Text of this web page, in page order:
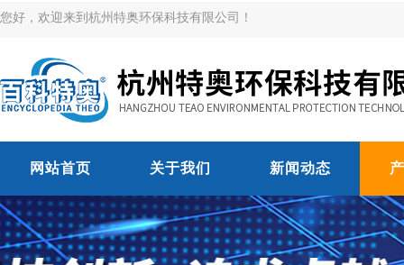
您好，欢迎来到杭州特奥环保科技有限公司！
网站首页 关于我们 新闻动态